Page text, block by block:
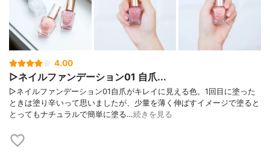
4.00
▷ネイルファンデーション01 自爪...
▷ネイルファンデーション01自爪がキレイに見える色。1回目に塗った
ときは塗り辛いって思いましたが、少量を薄く伸ばすイメージで塗ると
とってもナチュラルで簡単に塗る…続きを見る